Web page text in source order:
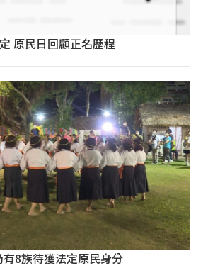
原民日回顧正名歷程
8族待獲法定原民身分